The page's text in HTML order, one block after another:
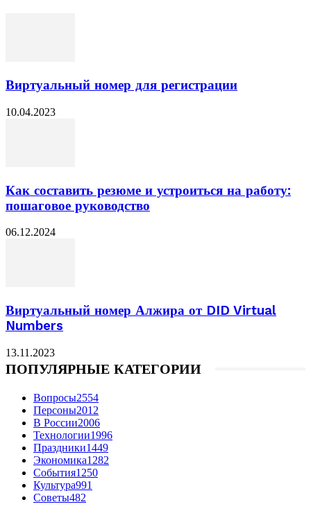
Виртуальный номер для регистрации
10.04.2023
Как составить резюме и устроиться на работу:
пошаговое руководство
06.12.2024
Виртуальный номер Алжира от DID Virtual
Numbers
13.11.2023
ПОПУЛЯРНЫЕ КАТЕГОРИИ
Вопросы2554
Персоны2012
В России2006
Технологии1996
Праздники1449
Экономика1282
События1250
Культура991
Советы482